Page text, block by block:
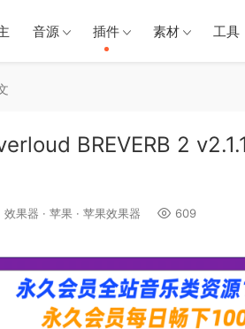
音源 插件 素材 工具
BREVERB 2
效果器 · 苹果 · 苹果效果器 609